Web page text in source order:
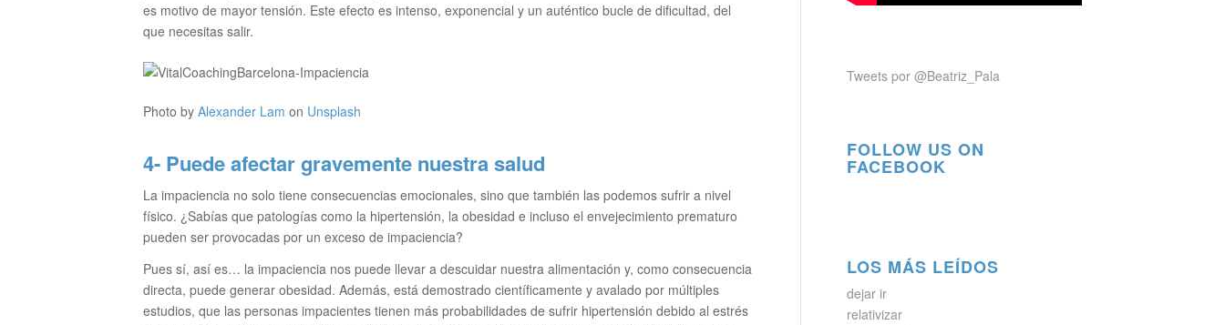
es motivo de mayor tensión. Este efecto es intenso, exponencial y un auténtico bucle de dificultad, del
que necesitas salir.
Photo by Alexander Lam on Unsplash
4- Puede afectar gravemente nuestra salud
La impaciencia no solo tiene consecuencias emocionales, sino que también las podemos sufrir a nivel
físico. ¿Sabías que patologías como la hipertensión, la obesidad e incluso el envejecimiento prematuro
pueden ser provocadas por un exceso de impaciencia?
Pues sí, así es… la impaciencia nos puede llevar a descuidar nuestra alimentación y, como consecuencia
directa, puede generar obesidad. Además, está demostrado científicamente y avalado por múltiples
estudios, que las personas impacientes tienen más probabilidades de sufrir hipertensión debido al estrés
Tweets por @Beatriz_Pala
FOLLOW US ON
FACEBOOK
LOS MÁS LEÍDOS
dejar ir
relativizar